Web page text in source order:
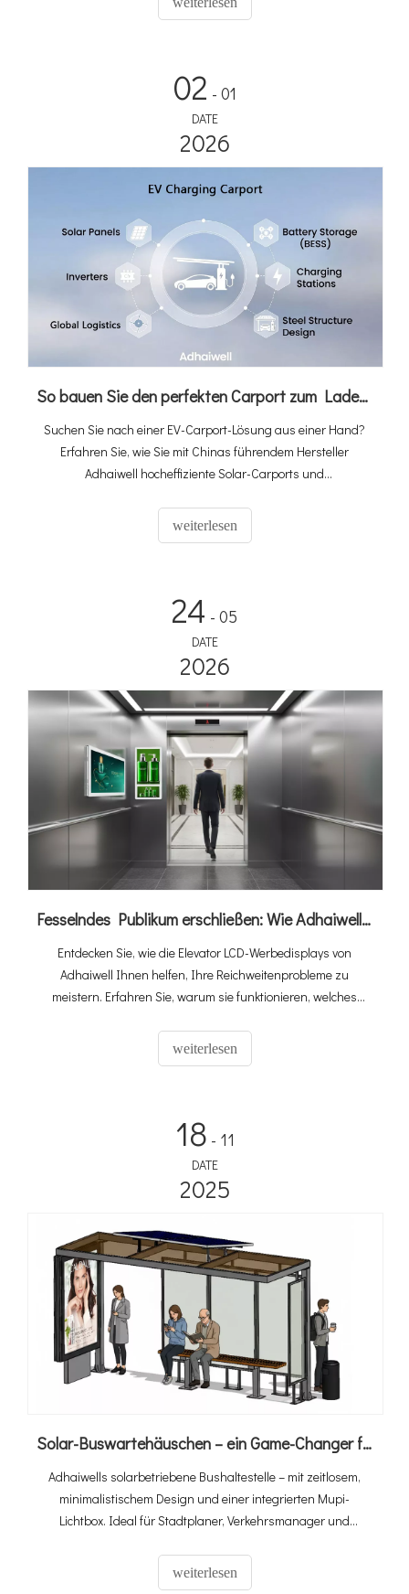
funktionsfähig. Es handelt sich um eine echte „Plug-and-
02 - 01
DATE
2026
So bauen Sie den perfekten Carport zum Laden von Elektrofahrzeugen: Ein Leitfaden zur individuellen Gestaltung von Carports mit Adhaiwell China
Suchen Sie nach einer EV-Carport-Lösung aus einer Hand?
Erfahren Sie, wie Sie mit Chinas führendem Hersteller
Adhaiwell hocheffiziente Solar-Carports und
Erhalten Sie präzise Angebote mit unserem technischen
Leitfaden.
weiterlesen
24 - 05
DATE
2026
Fesselndes Publikum erschließen: Wie Adhaiwells Elevator Digital Signage Aufzüge in Einnahmequellen verwandelt
Entdecken Sie, wie die Elevator LCD-Werbedisplays von
Adhaiwell Ihnen helfen, Ihre Reichweitenprobleme zu
meistern. Erfahren Sie, warum sie funktionieren, welches
verwalten – ideal für Büros, Hotels und Wohnungen.
weiterlesen
18 - 11
DATE
2025
Solar-Buswartehäuschen – ein Game-Changer für den städtischen Nahverkehr
Adhaiwells solarbetriebene Bushaltestelle – mit zeitlosem,
minimalistischem Design und einer integrierten Mupi-
Lichtbox. Ideal für Stadtplaner, Verkehrsmanager und
weiterlesen